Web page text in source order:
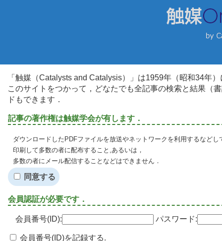
「触媒（Catalysts and Catalysis）」は1959年（昭和34年
このサイトをつかって，どなたでも全記事の検索と結果（
ドもできます．
記事の著作権は触媒学会が有します．
ダウンロードしたPDFファイルを放送やネットワークを利用するなど
印刷して多数の者に配布すること,あるいは，
多数の者にメール配信することなどはできません．
同意する
会員認証が必要です．
会員番号(ID): パスワード:
会員番号(ID)を記録する.